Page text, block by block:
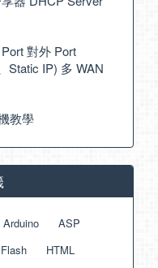
對外 Port
Static IP) 多 WAN
教學
Arduino
ASP
Flash
HTML